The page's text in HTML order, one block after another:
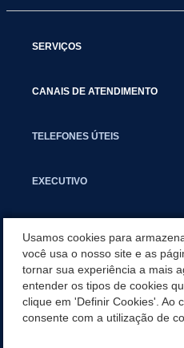
SERVIÇOS
CANAIS DE ATENDIMENTO
TELEFONES ÚTEIS
EXECUTIVO
APLICATIVO
PARCERIAS E EMENDAS
Usamos cookies para
você usa o nosso site e as
tornar sua experiência a mais
entender os tipos de cookies
clique em 'Definir Cookies'. Ao
consente com a utilização de